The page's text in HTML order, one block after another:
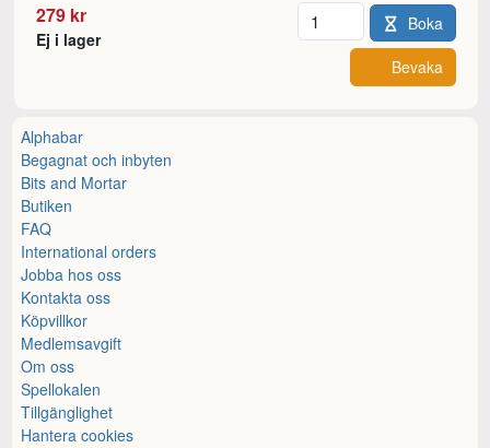
279 kr
Ej i lager
Antal Boka
Bevaka
Alphabar
Begagnat och inbyten
Bits and Mortar
Butiken
FAQ
International orders
Jobba hos oss
Kontakta oss
Köpvillkor
Medlemsavgift
Om oss
Spellokalen
Tillgänglighet
Hantera cookies